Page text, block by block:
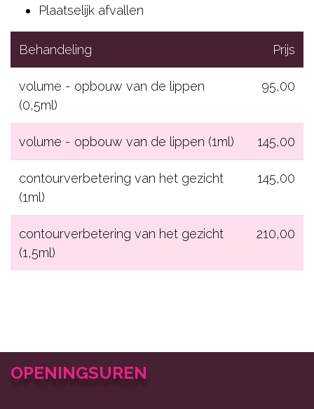
Plaatselijk afvallen
Behandeling Prijs
volume - opbouw van de lippen
(0,5ml)
95,00
volume - opbouw van de lippen (1ml) 145,00
contourverbetering van het gezicht
(1ml)
145,00
contourverbetering van het gezicht
(1,5ml)
210,00
OPENINGSUREN